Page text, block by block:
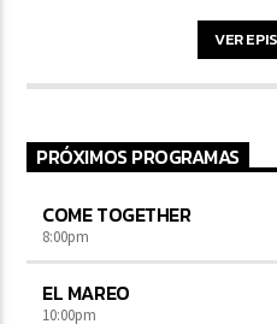
hacer y a dónde ir
VER
PRÓXIMOS PROGRAMAS
COME TOGETHER
8:00pm
EL MAREO
10:00pm